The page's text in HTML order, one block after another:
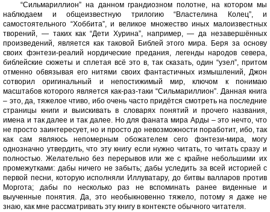
“Сильмариллион” на данном грандиозном полотне, на котором мы
наблюдаем и общеизвестную трилогию “Властелина Колец”, и
самостоятельного “Хоббита”, и великое множество иных малоизвестных
творений, — таких как “Дети Хурина”, например, — да незавершённых
произведений, является как таковой Библей этого мира. Беря за основу
своих фэнтези-реалий нордические предания, легенды народов севера,
библейские сюжеты и сплетая всё это в, так сказать, один “узел”, притом
отменно обвязывая его нитями своих фантастичных измышлений, Джон
сотворил оригинальный и непостижимый мир, ключом к понимаю
масштабов которого является как-раз-таки “Сильмариллион”. Данная книга
– это, да, тяжелое чтиво, ибо очень часто придётся смотреть на последние
страницы книги и выискивать в словарях понятий и прочего названия,
имена и так далее и так далее. Но для фаната мира Арды – это нечто, что
не просто заинтересует, но и просто до невозможности поработит, ибо, так
как сам являюсь непомерным обожателем сего фэнтези-мира, могу
однозначно утвердить, что эту книгу если нужно читать, то читать сразу и
полностью. Желательно без перерывов или же с крайне небольшими их
промежутками: дабы ничего не забыть; дабы уследить за всей историей с
первой песни, которую исполняли Иллуватару, до битвы валларов против
Моргота; дабы по несколько раз не вспоминать ранее виденные и
выученные понятия. Да, это необыкновенно тяжело, потому я даже не
знаю, как мне рассматривать эту книгу в контексте обычного читателя.